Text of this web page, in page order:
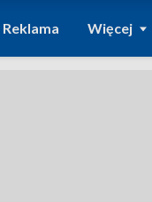
Reklama Więcej